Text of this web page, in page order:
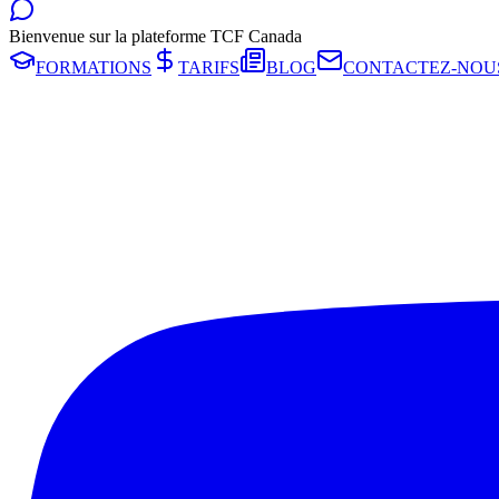
Bienvenue sur la plateforme TCF Canada
FORMATIONS
TARIFS BLOG CONTACTEZ-